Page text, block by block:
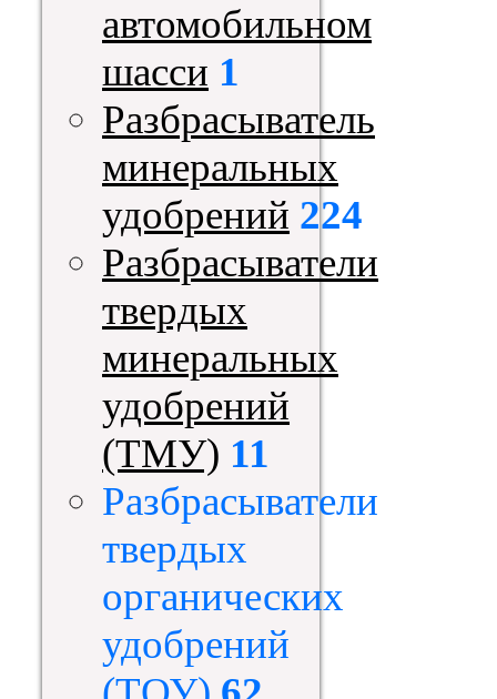
автомобильном
шасси 1
Разбрасыватель
минеральных
удобрений 224
Разбрасыватели
твердых
минеральных
удобрений
(ТМУ) 11
Разбрасыватели
твердых
органических
удобрений